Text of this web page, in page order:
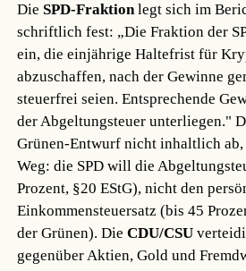
DieSPD-Fraktionlegt sich im
schriftlich fest: „Die Fraktion der
ein, die einjährige Haltefrist für
abzuschaffen, nach der Gewinne
steuerfrei seien. Entsprechende
der Abgeltungsteuer unterliegen."
Grünen-Entwurf nicht inhaltlich ab,
Weg: die SPD will die
Prozent, §20 EStG), nicht den
Einkommensteuersatz (bis 45
der Grünen). DieCDU/CSU
gegenüber Aktien, Gold und